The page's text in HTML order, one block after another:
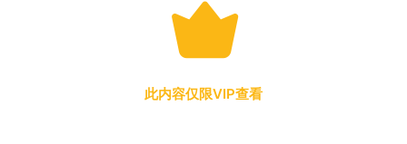
此内容仅限VIP查看